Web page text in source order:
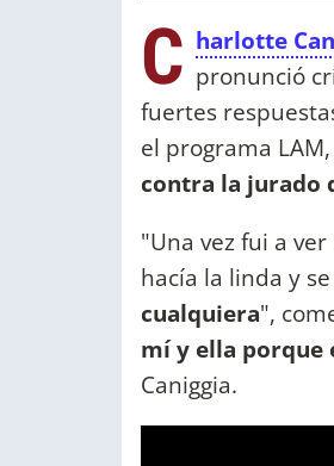
C harlotte
pronunció
fuertes
el programa
contra la jurado
"Una vez fui a
hacía la linda y
cualquiera",
mí y ella porque
Caniggia.